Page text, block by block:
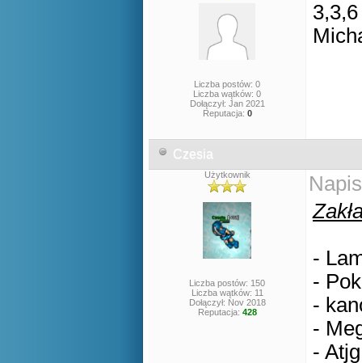
Liczba postów: 0
Liczba wątków: 0
Dołączył: Jan 2021
Reputacja: 0
3,3,6
Czesia
Użytkownik
Liczba postów: 150
Liczba wątków: 11
Dołączył: Nov 2018
Reputacja: 428
-
-
-
-
-